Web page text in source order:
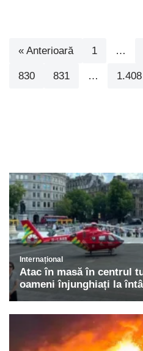
« Anterioară 1 …
830 831 … 1.408